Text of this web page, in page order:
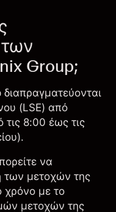
Group;
(LSE) από
8:00 έως τις
να
των μετοχών της
χρόνο με το
μετοχών της